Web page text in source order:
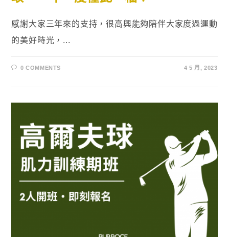
感謝大家三年來的支持，很高興能夠陪伴大家度過運動
的美好時光，...
0 COMMENTS 4 5 月, 2023